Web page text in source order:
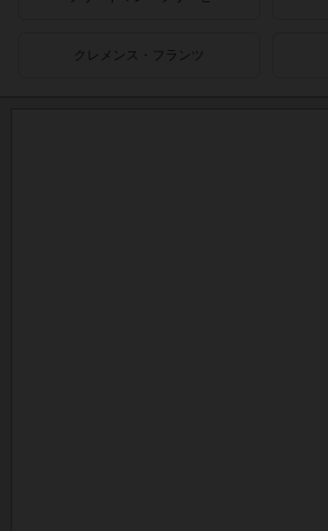
クレメンス・フランツ